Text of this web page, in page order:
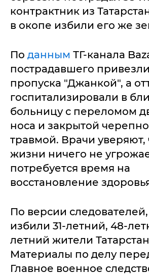
контрактник из
в окопе избили его же
По данным ТГ-канала
пострадавшего
пропуска "Джанкой", а
госпитализировали в
больницу с переломом
носа и закрытой
травмой. Врачи уверяют,
жизни ничего не
потребуется время на
восстановление
По версии
избили 31-летний, 48-
летний жители
Материалы по делу
Главное военное